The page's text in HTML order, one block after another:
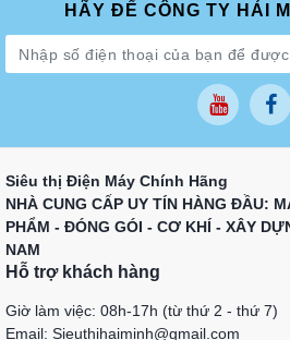
HÃY ĐỂ CÔNG TY HẢI
Siêu thị Điện Máy Chính Hãng
NHÀ CUNG CẤP UY TÍN HÀNG ĐẦU:
PHẨM - ĐÓNG GÓI - CƠ KHÍ - XÂY
NAM
Hỗ trợ khách hàng
Giờ làm việc: 08h-17h (từ thứ 2 - thứ 7)
Email: Sieuthihaiminh@gmail.com